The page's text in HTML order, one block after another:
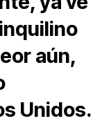
aún,
Unidos.